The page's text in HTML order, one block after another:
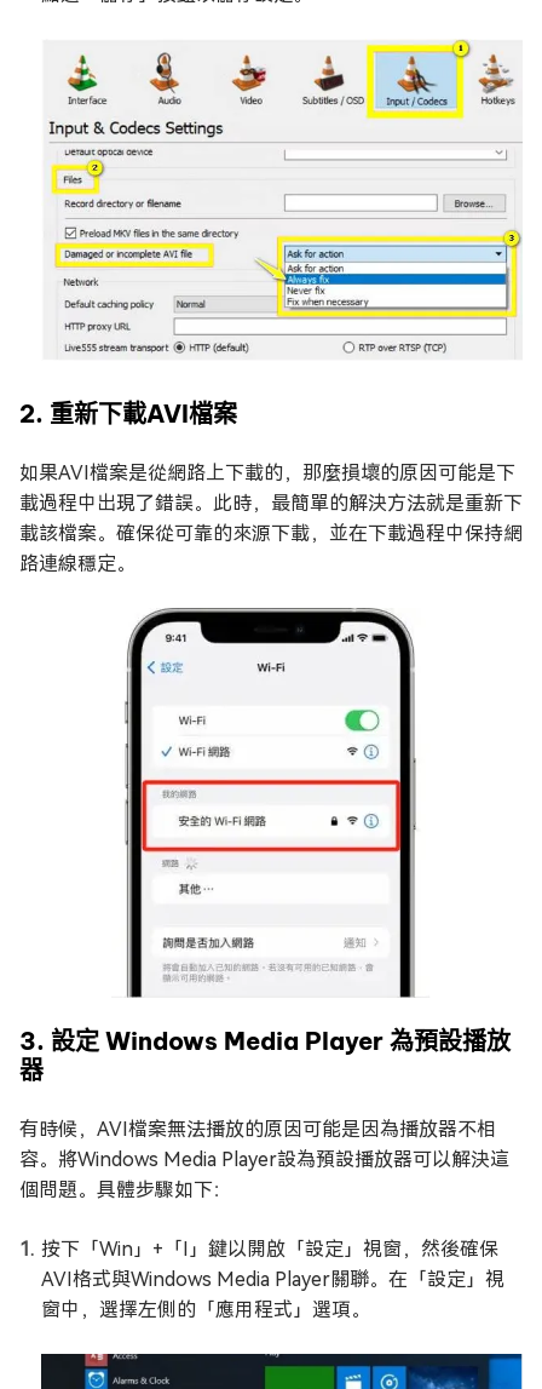
2. 重新下載AVI檔案
如果AVI檔案是從網路上下載的，那麼損壞的原因可能是下
載過程中出現了錯誤。此時，最簡單的解決方法就是重新下
載該檔案。確保從可靠的來源下載，並在下載過程中保持網
路連線穩定。
3. 設定 Windows Media Player 為預設播放
器
有時候，AVI檔案無法播放的原因可能是因為播放器不相
容。將Windows Media Player設為預設播放器可以解決這
個問題。具體步驟如下：
按下「Win」+「I」鍵以開啟「設定」視窗，然後確保
AVI格式與Windows Media Player關聯。在「設定」視
窗中，選擇左側的「應用程式」選項。